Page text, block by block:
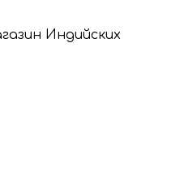
Индийских